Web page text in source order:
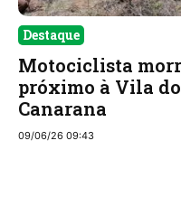
Destaque
Motociclista
próximo à Vila
Canarana
09/06/26 09:43